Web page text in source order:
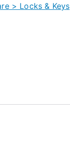
> Locks & Keys